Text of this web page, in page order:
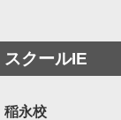
スクールIE
稲永校